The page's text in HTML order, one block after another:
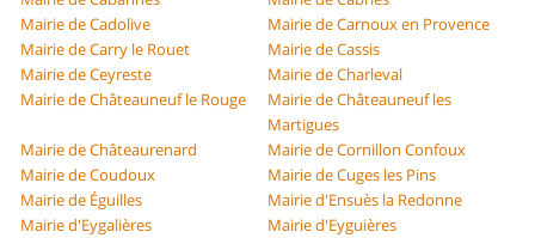
Mairie de Cadolive
Mairie de Carnoux en Provence
Mairie de Carry le Rouet
Mairie de Cassis
Mairie de Ceyreste
Mairie de Charleval
Mairie de Châteauneuf le Rouge
Mairie de Châteauneuf les
Martigues
Mairie de Châteaurenard
Mairie de Cornillon Confoux
Mairie de Coudoux
Mairie de Cuges les Pins
Mairie de Éguilles
Mairie d'Ensuès la Redonne
Mairie d'Eygalières
Mairie d'Eyguières